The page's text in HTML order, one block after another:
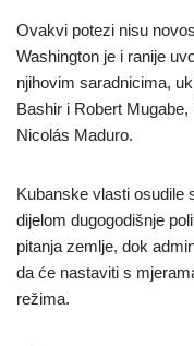
Ovakvi potezi nisu
Washington je i ranije
njihovim saradnicima,
Bashir i Robert
Nicolás Maduro.
Kubanske vlasti osudile
dijelom dugogodišnje
pitanja zemlje, dok
da će nastaviti s
režima.